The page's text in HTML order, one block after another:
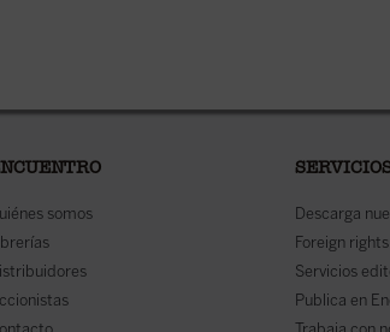
somos
Descarga
Foreign rights
Servicios
Publica en